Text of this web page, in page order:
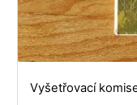
Vyšetřovací